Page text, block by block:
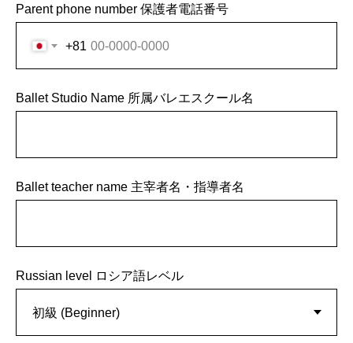
Parent phone number 保護者電話番号
+81
Ballet Studio Name 所属バレエスクール名
Ballet teacher name 主宰者名・指導者名
Russian level ロシア語レベル